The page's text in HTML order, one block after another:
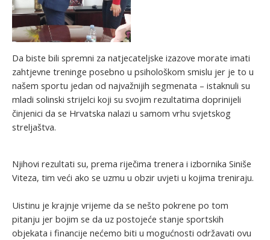
Da biste bili spremni za natjecateljske izazove morate imati
zahtjevne treninge posebno u psihološkom smislu jer je to u
našem sportu jedan od najvažnijih segmenata – istaknuli su
mladi solinski strijelci koji su svojim rezultatima doprinijeli
činjenici da se Hrvatska nalazi u samom vrhu svjetskog
streljaštva.
Njihovi rezultati su, prema riječima trenera i izbornika Siniše
Viteza, tim veći ako se uzmu u obzir uvjeti u kojima treniraju.
Uistinu je krajnje vrijeme da se nešto pokrene po tom
pitanju jer bojim se da uz postojeće stanje sportskih
objekata i financije nećemo biti u mogućnosti održavati ovu